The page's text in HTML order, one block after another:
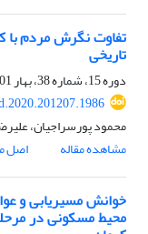
تفاوت نگرش مردم با
تاریخی
دوره 15، شماره 38، بهار 1401، صفحه
محمود پورسراجیان،
مشاهده مقاله
اصل
خوانش مسیریابی و
محیط مسکونی در